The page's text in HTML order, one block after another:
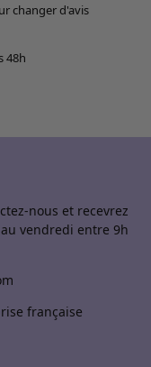
changer d'avis
48h
nous et recevrez
vendredi entre 9h
française